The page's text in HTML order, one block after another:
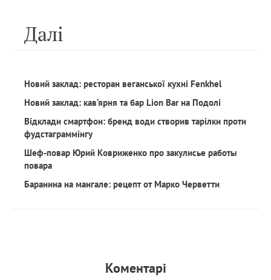
Далi
Новий заклад: ресторан веганської кухні Fenkhel
Новий заклад: кав‘ярня та бар Lion Bar на Подолі
Відклади смартфон: бренд води створив тарілки проти
фудстаграммінгу
Шеф-повар Юрий Ковриженко про закулисье работы
повара
Баранина на мангале: рецепт от Марко Черветти
Коментарi